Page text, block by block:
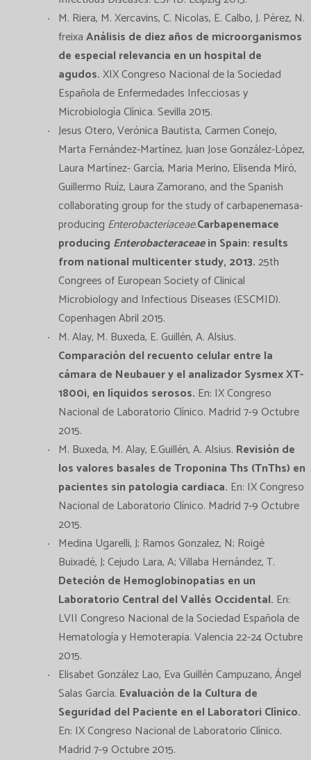
M. Riera, M. Xercavins, C. Nicolas, E. Calbo, J. Pérez, N.
freixaAnálisis de diez años de microorganismos
de especial relevancia en un hospital de
agudos.XIX Congreso Nacional de la Sociedad
Española de Enfermedades Infecciosas y
Microbiología Clínica. Sevilla 2015.
Jesus Otero, Verónica Bautista, Carmen Conejo,
Marta Fernández-Martínez, Juan Jose González-López,
Laura Martínez- García, Maria Merino, Elisenda Miró,
Guillermo Ruíz, Laura Zamorano, and the Spanish
collaborating group for the study of carbapenemasa-
producing Enterobacteriaceae.Carbapenemace
producing Enterobacteraceaein Spain: results
from national multicenter study, 2013.25th
Congrees of European Society of Clinical
Microbiology and Infectious Diseases (ESCMID).
Copenhagen Abril 2015.
M. Alay, M. Buxeda, E. Guillén, A. Alsius.
Comparación del recuento celular entre la
cámara de Neubauer y el analizador Sysmex XT-
1800i, en líquidos serosos. En: IX Congreso
Nacional de Laboratorio Clínico. Madrid 7-9 Octubre
2015.
M. Buxeda, M. Alay, E.Guillén, A. Alsius. Revisión de
los valores basales de Troponina Ths (TnThs) en
pacientes sin patologia cardiaca. En: IX Congreso
Nacional de Laboratorio Clínico. Madrid 7-9 Octubre
2015.
Medina Ugarelli, J; Ramos Gonzalez, N; Roigé
Buixadé, J; Cejudo Lara, A; Villaba Hernández, T.
Deteción de Hemoglobinopatías en un
Laboratorio Central del Vallés Occidental. En:
LVII Congreso Nacional de la Sociedad Española de
Hematología y Hemoterapia. Valencia 22-24 Octubre
2015.
Elisabet González Lao, Eva Guillén Campuzano, Ángel
Salas García. Evaluación de la Cultura de
Seguridad del Paciente en el Laboratori Clínico.
En: IX Congreso Nacional de Laboratorio Clínico.
Madrid 7-9 Octubre 2015.